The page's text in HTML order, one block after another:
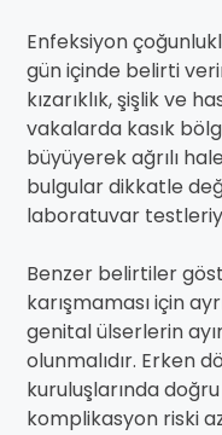
Enfeksiyon
gün içinde belirti
kızarıklık, şişlik ve
vakalarda kasık
büyüyerek ağrılı
bulgular dikkatle
laboratuvar
Benzer belirtiler
karışmaması için
genital ülserlerin
olunmalıdır. Erken
kuruluşlarında
komplikasyon riski